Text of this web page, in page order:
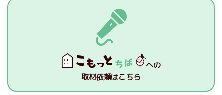
への
取材依頼はこちら